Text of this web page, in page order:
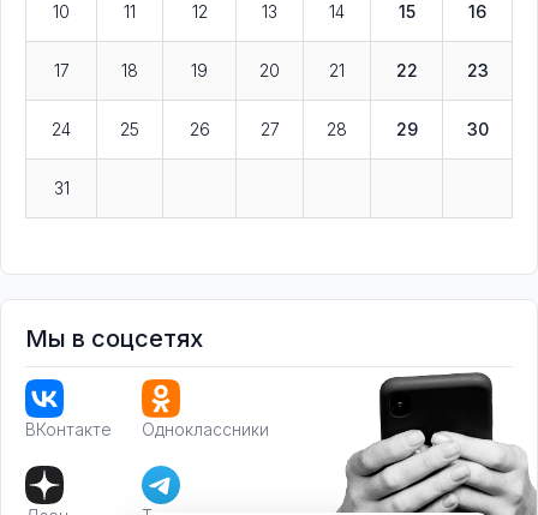
10 11 12 13 14 15 16
17 18 19 20 21 22 23
24 25 26 27 28 29 30
31
Мы в соцсетях
ВКонтакте Одноклассники